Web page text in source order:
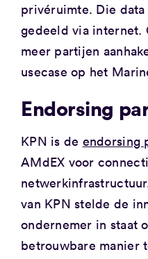
privéruimte. Die
gedeeld via internet.
meer partijen
usecase op het
Endorsing
KPN is de endorsing
AMdEX voor
van KPN stelde de
ondernemer in staat
betrouwbare manier